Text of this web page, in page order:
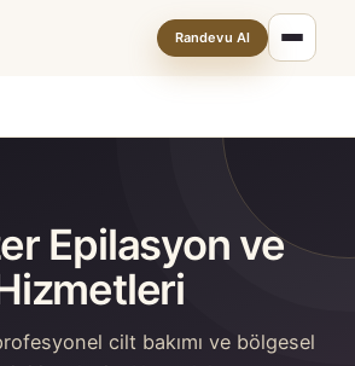
Randevu Al
Epilasyon ve
cilt bakımı ve bölgesel